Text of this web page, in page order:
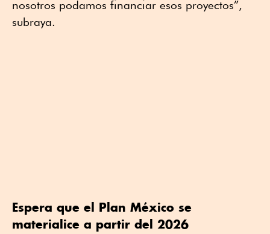
nosotros podamos financiar esos proyectos”,
subraya.
Espera que el Plan México se
materialice a partir del 2026